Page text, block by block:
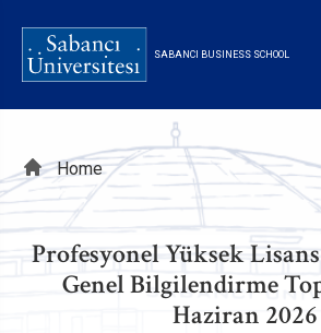
main
SABANCI BUSINESS SCHOOL
Breadcrumb
Home
Profesyonel Yüksek
Genel Bilgilendirme
Haziran 2026